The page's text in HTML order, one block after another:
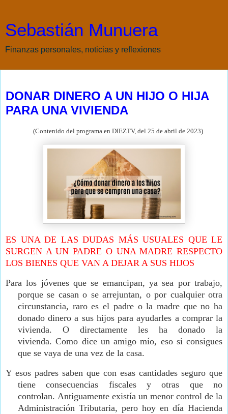
Sebastián Munuera
Finanzas personales, noticias y reflexiones
DONAR DINERO A UN HIJO O HIJA
PARA UNA VIVIENDA
(Contenido del programa en DIEZTV, del 25 de abril de 2023)
ES UNA DE LAS DUDAS MÁS USUALES QUE LE
SURGEN A UN PADRE O UNA MADRE RESPECTO
LOS BIENES QUE VAN A DEJAR A SUS HIJOS
Para los jóvenes que se emancipan, ya sea por trabajo,
porque se casan o se arrejuntan, o por cualquier otra
circunstancia, raro es el padre o la madre que no ha
donado dinero a sus hijos para ayudarles a comprar la
vivienda. O directamente les ha donado la
vivienda.Como dice un amigo mío, eso si consigues
que se vaya de una vez de la casa.
Y esos padres saben que con esas cantidades seguro que
tiene consecuencias fiscales y otras que no
controlan. Antiguamente existía un menor control de la
Administración Tributaria, pero hoy en día Hacienda